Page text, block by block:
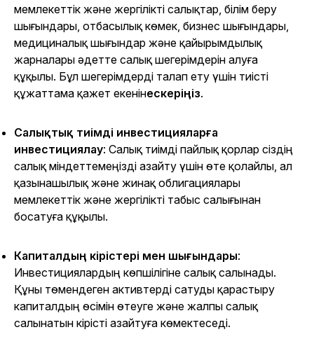
мемлекеттік және жергілікті салықтар, білім беру
шығындары, отбасылық көмек, бизнес шығындары,
медициналық шығындар және қайырымдылық
жарналары әдетте салық шегерімдерін алуға
құқылы. Бұл шегерімдерді талап ету үшін тиісті
құжаттама қажет екенінескеріңіз.
Салықтық тиімді инвестицияларға
инвестициялау: Салық тиімді пайлық қорлар сіздің
салық міндеттемеңізді азайту үшін өте қолайлы, ал
қазынашылық және жинақ облигациялары
мемлекеттік және жергілікті табыс салығынан
босатуға құқылы.
Капиталдың кірістері мен шығындары:
Инвестициялардың көпшілігіне салық салынады.
Құны төмендеген активтерді сатуды қарастыру
капиталдың өсімін өтеуге және жалпы салық
салынатын кірісті азайтуға көмектеседі.